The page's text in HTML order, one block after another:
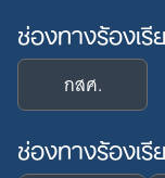
ช่องทางร้องเ
กสศ.
ช่องทางร้องเ